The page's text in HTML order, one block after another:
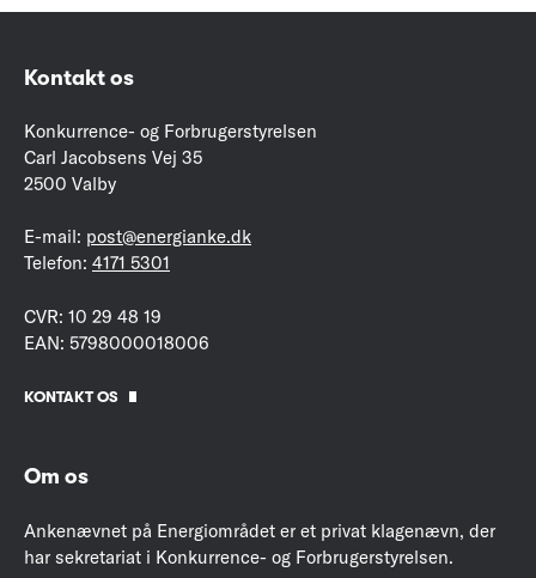
Kontakt os
Konkurrence- og Forbrugerstyrelsen
Carl Jacobsens Vej 35
2500 Valby
E-mail: post@energianke.dk
Telefon: 4171 5301
CVR: 10 29 48 19
EAN: 5798000018006
KONTAKT OS
Om os
Ankenævnet på Energiområdet er et privat klagenævn, der
har sekretariat i Konkurrence- og Forbrugerstyrelsen.